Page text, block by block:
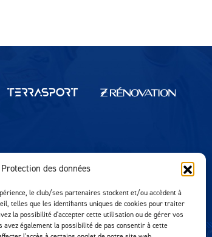
Protection des données
le club/ses partenaires stockent et/ou accèdent à
telles que les identifiants uniques de cookies pour traiter
la possibilité d'accepter cette utilisation ou de gérer vos
avez également la possibilité de pas consentir à cette